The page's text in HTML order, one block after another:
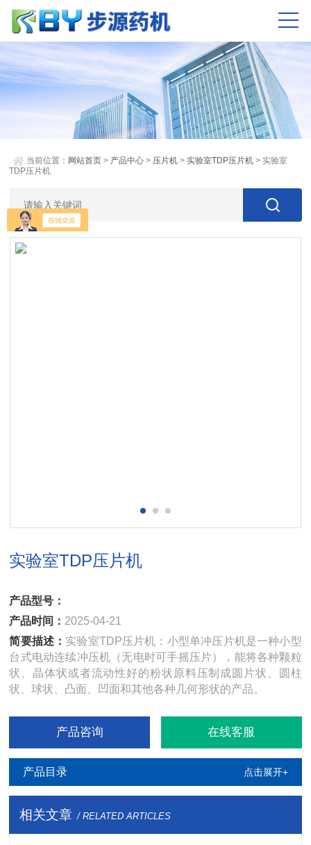
当前位置： 网站首页 > 产品中心 > 压片机 >实验室TDP压片机 > 实验室
TDP压片机
实验室TDP压片机
产品型号：
产品时间： 2025-04-21
简要描述： 实验室TDP压片机：小型单冲压片机是一种小型
台式电动连续冲压机（无电时可手摇压片），能将各种颗粒
状、晶体状或者流动性好的粉状原料压制成圆片状、圆柱
状、球状、凸面、凹面和其他各种几何形状的产品。
产品咨询 在线客服
产品目录 点击展开+
相关文章 / RELATED ARTICLES